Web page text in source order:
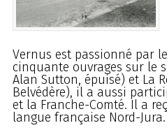
Vernus est passionné par
cinquante ouvrages sur le
Alan Sutton, épuisé) et La
Belvédère), il a aussi
et la Franche-Comté. Il a
langue française Nord-Jura.